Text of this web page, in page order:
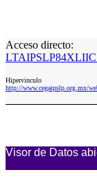
Acceso directo:
Hipervinculo
http://www.cegaipslp.org.mx/
Visor de Datos